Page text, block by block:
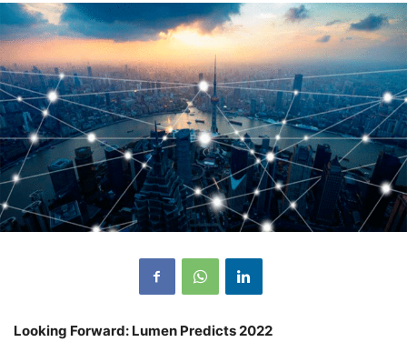
Looking Forward: Lumen Predicts 2022